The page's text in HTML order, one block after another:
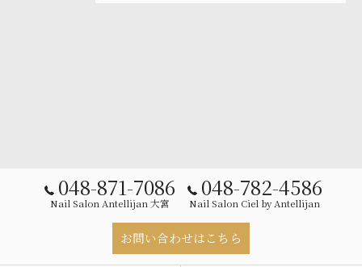
048-871-7086
Nail Salon Antellijan 大宮
048-782-4586
Nail Salon Ciel by Antellijan
お問い合わせはこちら